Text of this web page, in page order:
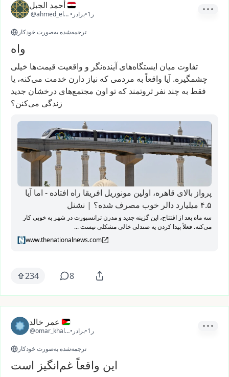
أحمد الجبل
@ahmed_elgabal
• برادر• 1ر
ترجمه‌شده به‌صورت خودکار
واه
تفاوت میان ایستگاه‌های آینده‌نگر و واقعیت قیمت‌ها خیلی
چشمگیره. آیا واقعاً به مردمی که نیاز دارن خدمت می‌کنه، یا
فقط به چند نفر ثروتمند که تو اون مجتمع‌های درخشان جدید
زندگی می‌کنن؟
پرواز بالای قاهره، اولین مونوریل افریقا راه افتاده - اما آیا
۴.۵ میلیارد دالر خوب مصرف شده؟ | نشنل
سه ماه بعد از افتتاح، این گزینه جدید و مدرن ترانسپورت در شهر به خوبی کار
می‌کنه. فعلاً پیدا کردن یه صندلی خالی مشکلی نیست ...
www.thenationalnews.com
234 8
عمر خالد
@omar_khaled26
• برادر• 1ر
ترجمه‌شده به‌صورت خودکار
این واقعاً غم‌انگیز است